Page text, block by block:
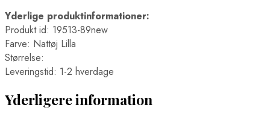
Yderlige produktinformationer:
Produkt id: 19513-89new
Farve: Nattøj Lilla
Størrelse:
Leveringstid: 1-2 hverdage
Yderligere information